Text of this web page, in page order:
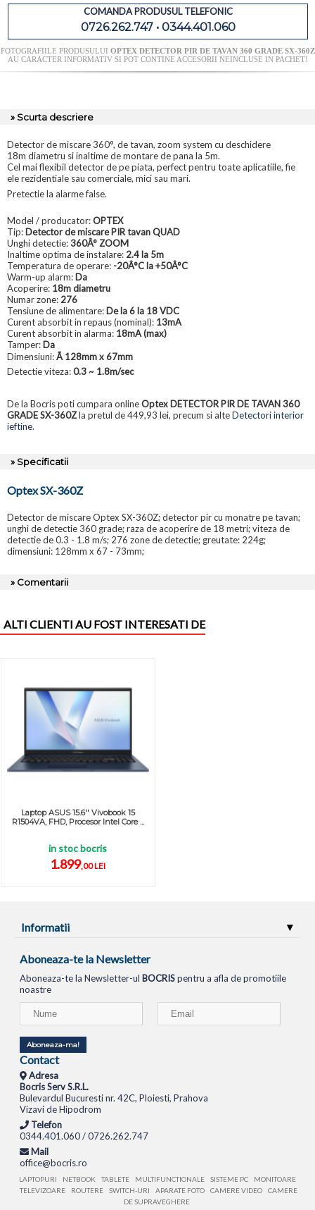
COMANDA PRODUSUL TELEFONIC
0726.262.747 • 0344.401.060
FOTOGRAFIILE PRODUSULUI OPTEX DETECTOR PIR DE TAVAN 360 GRADE SX-360Z
AU CARACTER INFORMATIV SI POT CONTINE ACCESORII NEINCLUSE IN PACHET!
» Scurta descriere
Detector de miscare 360°, de tavan, zoom system cu deschidere
18m diametru si inaltime de montare de pana la 5m.
Cel mai flexibil detector de pe piata, perfect pentru toate aplicatiile, fie
ele rezidentiale sau comerciale, mici sau mari.
Pretectie la alarme false.
Model / producator:OPTEX
Tip: Detector de miscare PIR tavan QUAD
Unghi detectie:360Â° ZOOM
Inaltime optima de instalare: 2.4 la 5m
Temperatura de operare: -20Â°C la +50Â°C
Warm-up alarm: Da
Acoperire: 18m diametru
Numar zone: 276
Tensiune de alimentare: De la 6 la 18 VDC
Curent absorbit in repaus (nominal): 13mA
Curent absorbit in alarma: 18mA (max)
Tamper: Da
Dimensiuni:Ã 128mm x 67mm
Detectie viteza:0.3 ~ 1.8m/sec
De la Bocris poti cumpara onlineOptex DETECTOR PIR DE TAVAN 360
GRADE SX-360Zla pretul de 449,93 lei, precum si alteDetectori interior
ieftine.
» Specificatii
Optex SX-360Z
Detector de miscare Optex SX-360Z; detector pir cu monatre pe tavan;
unghi de detectie 360 grade; raza de acoperire de 18 metri; viteza de
detectie de 0.3 - 1.8 m/s; 276 zone de detectie; greutate: 224g;
dimensiuni: 128mm x 67 - 73mm;
» Comentarii
ALTI CLIENTI AU FOST INTERESATI DE
Laptop ASUS 15.6'' Vivobook 15
R1504VA, FHD, Procesor Intel Core ...
in stoc bocris
1.899,00 LEI
Informatii
Aboneaza-te la Newsletter
Aboneaza-te la Newsletter-ul BOCRISpentru a afla de promotiile
noastre
Aboneaza-ma!
Contact
Adresa
Bocris Serv S.R.L.
Bulevardul Bucuresti nr. 42C, Ploiesti, Prahova
Vizavi de Hipodrom
Telefon
0344.401.060 / 0726.262.747
Mail
office@bocris.ro
LAPTOPURI NETBOOK TABLETE MULTIFUNCTIONALE SISTEME PC
MONITOARE
TELEVIZOARE
ROUTERE SWITCH-URI APARATE FOTO CAMERE VIDEO
CAMERE
DE SUPRAVEGHERE